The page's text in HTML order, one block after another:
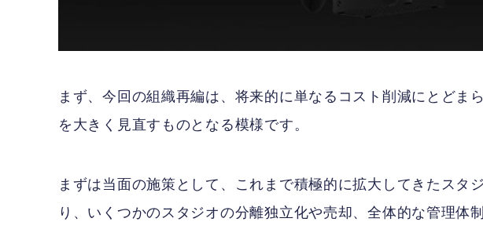
まず、今回の組織再編は、将来的に単なるコスト削減にとどま
を大きく見直すものとなる模様です。
まずは当面の施策として、これまで積極的に拡大してきたスタ
り、いくつかのスタジオの分離独立化や売却、全体的な管理体